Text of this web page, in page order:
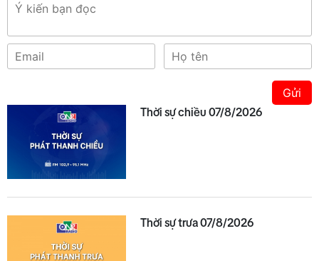
Gửi
Thời sự chiều 07/8/2026
Thời sự trưa 07/8/2026